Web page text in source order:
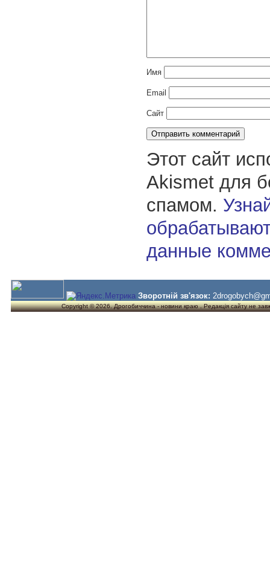
Имя
Email
Сайт
Этот сайт
Akismet для
спамом.
данные
Зворотній зв'язок:
Copyright © 2026. Дрогобиччина - новини краю . Редакція сайту не